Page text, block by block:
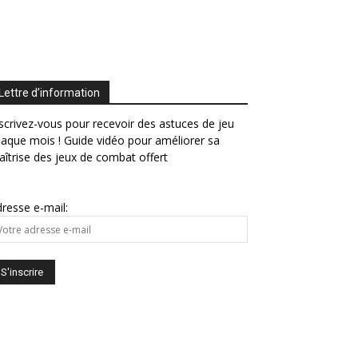
Lettre d’information
vous pour recevoir des astuces de jeu
mois ! Guide vidéo pour améliorer sa
des jeux de combat offert
e-mail: